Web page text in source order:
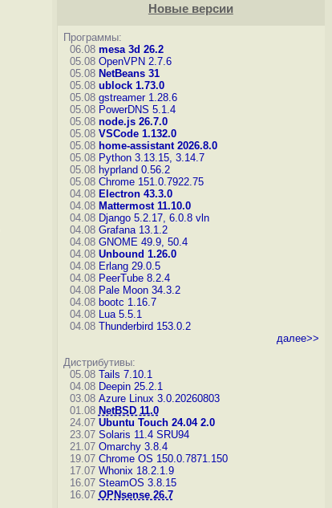
Новые версии
Программы:
06.08 mesa 3d 26.2
05.08 OpenVPN 2.7.6
05.08 NetBeans 31
05.08 ublock 1.73.0
05.08 gstreamer 1.28.6
05.08 PowerDNS 5.1.4
05.08 node.js 26.7.0
05.08 VSCode 1.132.0
05.08 home-assistant 2026.8.0
05.08 Python 3.13.15, 3.14.7
05.08 hyprland 0.56.2
05.08 Chrome 151.0.7922.75
04.08 Electron 43.3.0
04.08 Mattermost 11.10.0
04.08 Django 5.2.17, 6.0.8 vln
04.08 Grafana 13.1.2
04.08 GNOME 49.9, 50.4
04.08 Unbound 1.26.0
04.08 Erlang 29.0.5
04.08 PeerTube 8.2.4
04.08 Pale Moon 34.3.2
04.08 bootc 1.16.7
04.08 Lua 5.5.1
04.08 Thunderbird 153.0.2
далее>>
Дистрибутивы:
05.08 Tails 7.10.1
04.08 Deepin 25.2.1
03.08 Azure Linux 3.0.20260803
01.08 NetBSD 11.0
24.07 Ubuntu Touch 24.04 2.0
23.07 Solaris 11.4 SRU94
21.07 Omarchy 3.8.4
19.07 Chrome OS 150.0.7871.150
17.07 Whonix 18.2.1.9
16.07 SteamOS 3.8.15
16.07 OPNsense 26.7